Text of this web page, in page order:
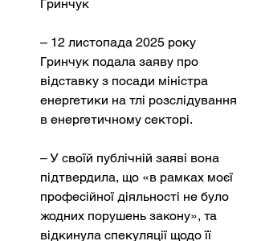
Гринчук
– 12 листопада 2025 року
Гринчук подала заяву про
відставку з посади міністра
енергетики на тлі розслідування
в енергетичному секторі.
– У своїй публічній заяві вона
підтвердила, що «в рамках моєї
професійної діяльності не було
жодних порушень закону», та
відкинула спекуляції щодо її